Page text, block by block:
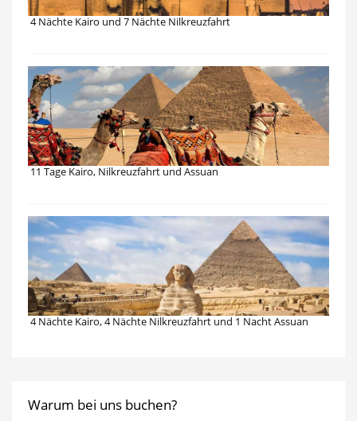
4 Nächte Kairo und 7 Nächte Nilkreuzfahrt
11 Tage Kairo, Nilkreuzfahrt und Assuan
4 Nächte Kairo, 4 Nächte Nilkreuzfahrt und 1 Nacht Assuan
Warum bei uns buchen?